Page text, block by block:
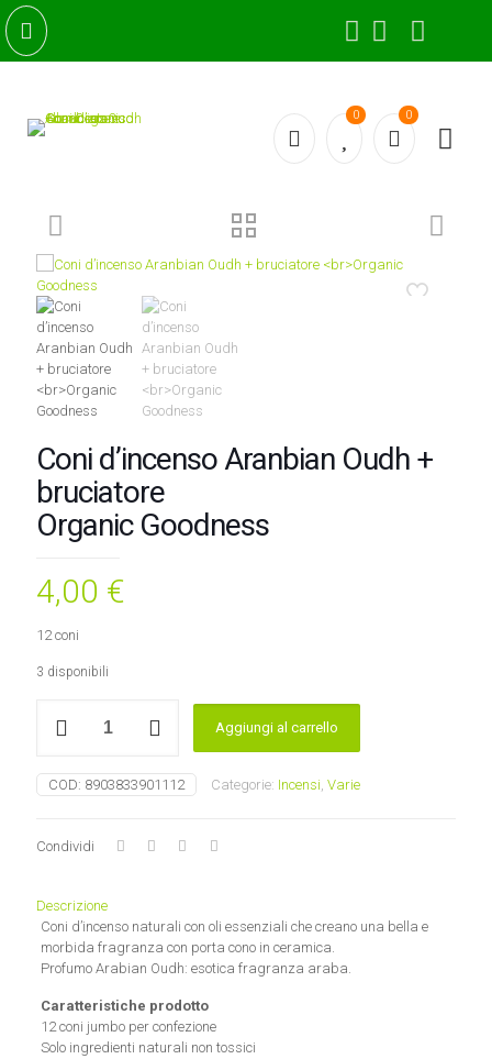
0 0
Coni d’incenso Aranbian Oudh +
bruciatore
Organic Goodness
4,00 €
12 coni
3 disponibili
Oudh
+
Goodness
Aggiungi al carrello
COD: 8903833901112 Categorie: Incensi, Varie
Condividi
Descrizione
Coni d’incenso naturali con oli essenziali che creano una bella e
morbida fragranza con porta cono in ceramica.
Profumo Arabian Oudh: esotica fragranza araba.
Caratteristiche prodotto
12 coni jumbo per confezione
Solo ingredienti naturali non tossici